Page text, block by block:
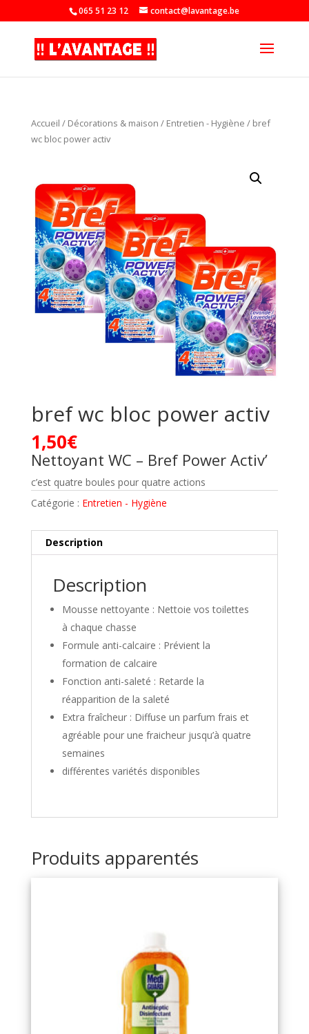
065 51 23 12 contact@lavantage.be
Accueil / Décorations & maison / Entretien - Hygiène / bref
wc bloc power activ
bref wc bloc power activ
1,50€
Nettoyant WC – Bref Power Activ’
c’est quatre boules pour quatre actions
Catégorie : Entretien - Hygiène
Description
Description
Mousse nettoyante : Nettoie vos toilettes
à chaque chasse
Formule anti-calcaire : Prévient la
formation de calcaire
Fonction anti-saleté : Retarde la
réapparition de la saleté
Extra fraîcheur : Diffuse un parfum frais et
agréable pour une fraicheur jusqu’à quatre
semaines
différentes variétés disponibles
Produits apparentés